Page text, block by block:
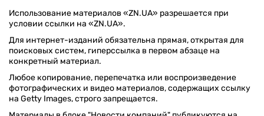
Использование материалов «ZN.UA» разрешается при
условии ссылки на «ZN.UA».
Для интернет-изданий обязательна прямая, открытая для
поисковых систем, гиперссылка в первом абзаце на
конкретный материал.
Любое копирование, перепечатка или воспроизведение
фотографических и видео материалов, содержащих ссылку
на Getty Images, строго запрещается.